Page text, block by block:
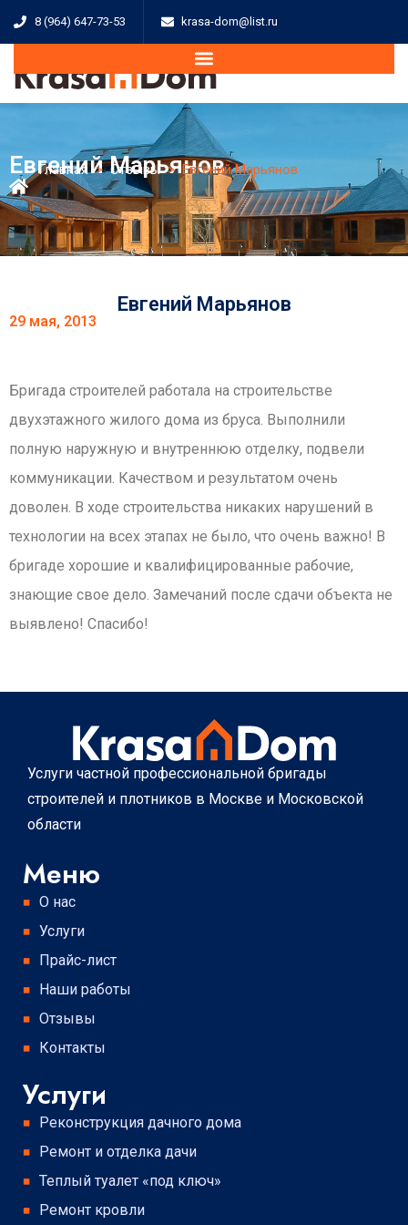
8 (964) 647-73-53 krasa-dom@list.ru
Евгений Марьянов
Главная>Отзывы>Евгений Марьянов
Евгений Марьянов
29 мая, 2013
Бригада строителей работала на строительстве
двухэтажного жилого дома из бруса. Выполнили
полную наружную и внутреннюю отделку, подвели
коммуникации. Качеством и результатом очень
доволен. В ходе строительства никаких нарушений в
технологии на всех этапах не было, что очень важно! В
бригаде хорошие и квалифицированные рабочие,
знающие свое дело. Замечаний после сдачи объекта не
выявлено! Спасибо!
Услуги частной профессиональной бригады
строителей и плотников в Москве и Московской
области
Меню
О нас
Услуги
Прайс-лист
Наши работы
Отзывы
Контакты
Услуги
Реконструкция дачного дома
Ремонт и отделка дачи
Теплый туалет «под ключ»
Ремонт кровли